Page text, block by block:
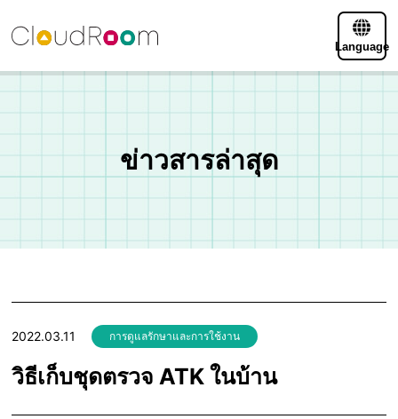
Language
ข่าวสารล่าสุด
2022.03.11 การดูแลรักษาและการใช้งาน
วิธีเก็บชุดตรวจ ATK ในบ้าน